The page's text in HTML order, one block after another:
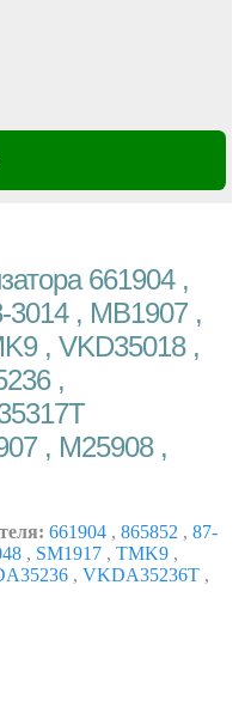
661904 ,
3014 , MB1907 ,
, VKD35018 ,
,
, M25908 ,
661904 , 865852 , 87-
, SM1917 , TMK9 ,
, VKDA35236T ,